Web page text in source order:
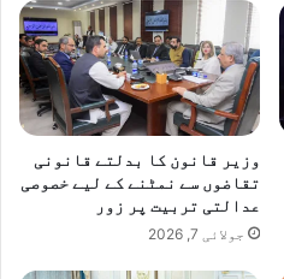
وزیر قانون کا بدلتے قانونی
تقاضوں سے نمٹنے کے لیے خصوصی
عدالتی تربیت پر زور
جولائی 7, 2026